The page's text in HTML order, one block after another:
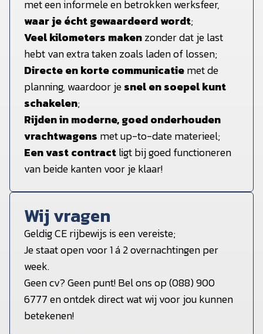
met een informele en betrokken werksfeer,
waar je écht gewaardeerd wordt;
Veel kilometers makenzonder dat je last
hebt van extra taken zoals laden of lossen;
Directe en korte communicatiemet de
planning, waardoor jesnel en soepel kunt
schakelen;
Rijden in moderne, goed onderhouden
vrachtwagens met up-to-date materieel;
Een vast contractligt bij goed functioneren
van beide kanten voor je klaar!
Wij vragen
Geldig CE rijbewijs is een vereiste;
Je staat open voor 1 á 2 overnachtingen per
week.
Geen cv? Geen punt! Bel ons op (088) 900
6777 en ontdek direct wat wij voor jou kunnen
betekenen!